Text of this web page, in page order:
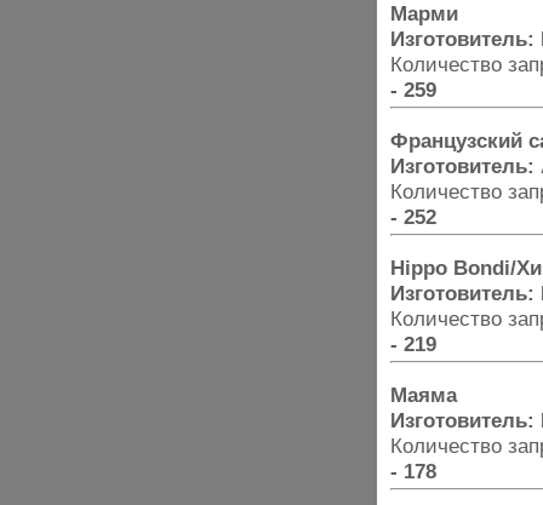
Марми
Количество
- 259
Французский
Количество
- 252
Hippo Bondi/
Количество
- 219
Маяма
Количество
- 178